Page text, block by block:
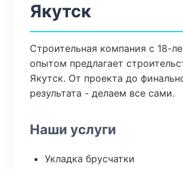
Якутск
Строительная компания с 18-
опытом предлагает
Якутск. От проекта до
результата - делаем все сами.
Наши услуги
Укладка брусчатки